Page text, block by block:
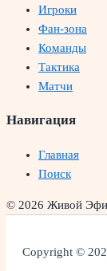
Игроки
Фан-зона
Команды
Тактика
Матчи
Навигация
Главная
Поиск
© 2026 Живой
Copyright ©